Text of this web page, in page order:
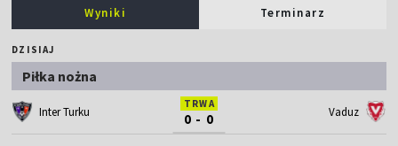
Wyniki Terminarz
DZISIAJ
Piłka nożna
Inter Turku
TRWA
0 - 0 Vaduz